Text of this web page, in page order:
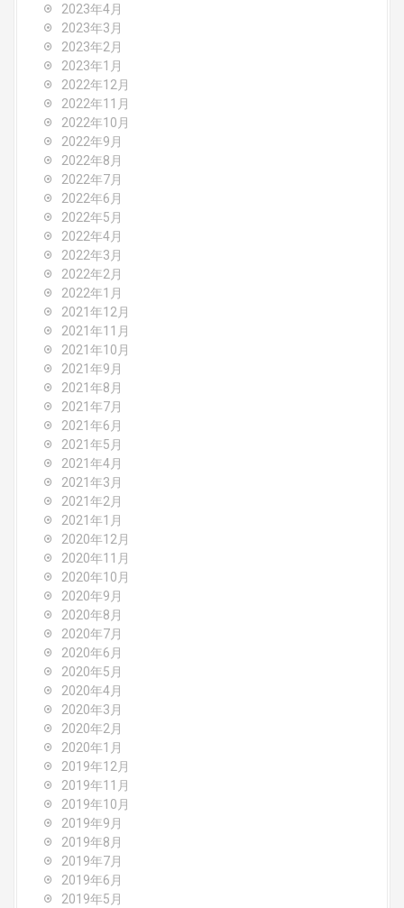
2023年4月
2023年3月
2023年2月
2023年1月
2022年12月
2022年11月
2022年10月
2022年9月
2022年8月
2022年7月
2022年6月
2022年5月
2022年4月
2022年3月
2022年2月
2022年1月
2021年12月
2021年11月
2021年10月
2021年9月
2021年8月
2021年7月
2021年6月
2021年5月
2021年4月
2021年3月
2021年2月
2021年1月
2020年12月
2020年11月
2020年10月
2020年9月
2020年8月
2020年7月
2020年6月
2020年5月
2020年4月
2020年3月
2020年2月
2020年1月
2019年12月
2019年11月
2019年10月
2019年9月
2019年8月
2019年7月
2019年6月
2019年5月